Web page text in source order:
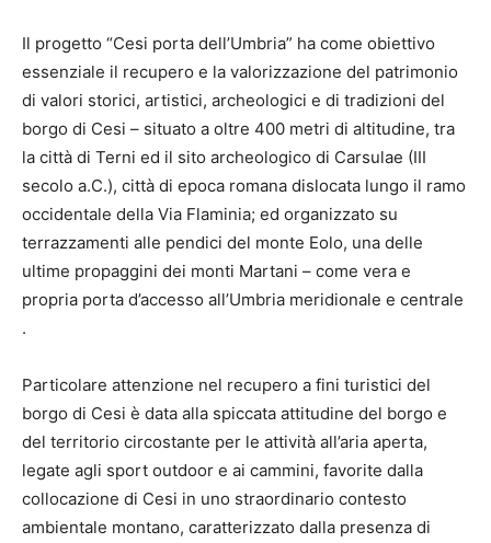
Il progetto “Cesi porta dell’Umbria” ha come obiettivo
essenziale il recupero e la valorizzazione del patrimonio
di valori storici, artistici, archeologici e di tradizioni del
borgo di Cesi – situato a oltre 400 metri di altitudine, tra
la città di Terni ed il sito archeologico di Carsulae (III
secolo a.C.), città di epoca romana dislocata lungo il ramo
occidentale della Via Flaminia; ed organizzato su
terrazzamenti alle pendici del monte Eolo, una delle
ultime propaggini dei monti Martani – come vera e
propria porta d’accesso all’Umbria meridionale e centrale
.
Particolare attenzione nel recupero a fini turistici del
borgo di Cesi è data alla spiccata attitudine del borgo e
del territorio circostante per le attività all’aria aperta,
legate agli sport outdoor e ai cammini, favorite dalla
collocazione di Cesi in uno straordinario contesto
ambientale montano, caratterizzato dalla presenza di